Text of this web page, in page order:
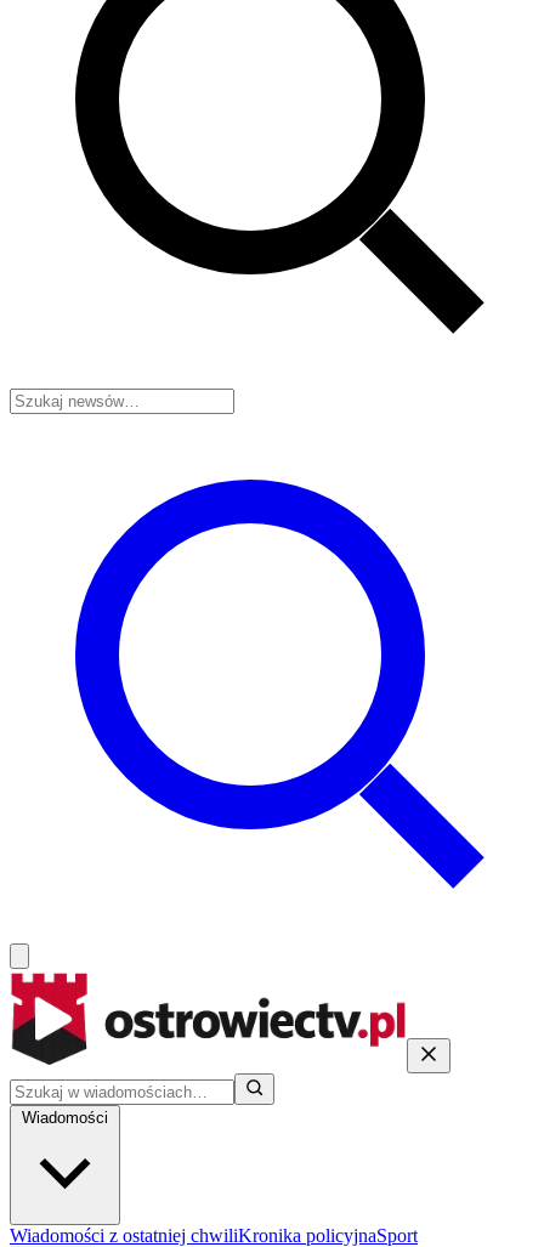
Wiadomości
Wiadomości z ostatniej chwiliKronika policyjnaSport